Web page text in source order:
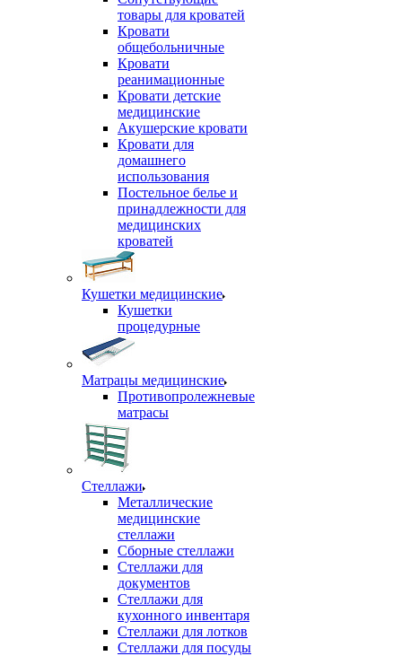
товары для кроватей
Кровати
общебольничные
Кровати
реанимационные
Кровати детские
медицинские
Акушерские кровати
Кровати для
домашнего
использования
Постельное белье и
принадлежности для
медицинских
кроватей
Кушетки медицинские
Кушетки
процедурные
Матрацы медицинские
Противопролежневые
матрасы
Стеллажи
Металлические
медицинские
стеллажи
Сборные стеллажи
Стеллажи для
документов
Стеллажи для
кухонного инвентаря
Стеллажи для лотков
Стеллажи для посуды